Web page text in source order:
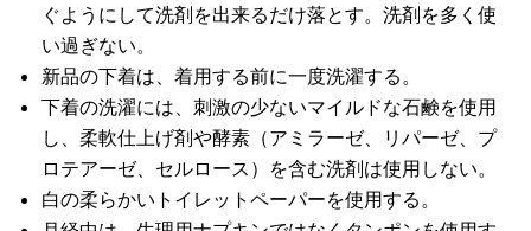
ぐようにして洗剤を出来るだけ落とす。洗剤を多く使
い過ぎない。
新品の下着は、着用する前に一度洗濯する。
下着の洗濯には、刺激の少ないマイルドな石鹸を使用
し、柔軟仕上げ剤や酵素（アミラーゼ、リパーゼ、プ
ロテアーゼ、セルロース）を含む洗剤は使用しない。
白の柔らかいトイレットペーパーを使用する。